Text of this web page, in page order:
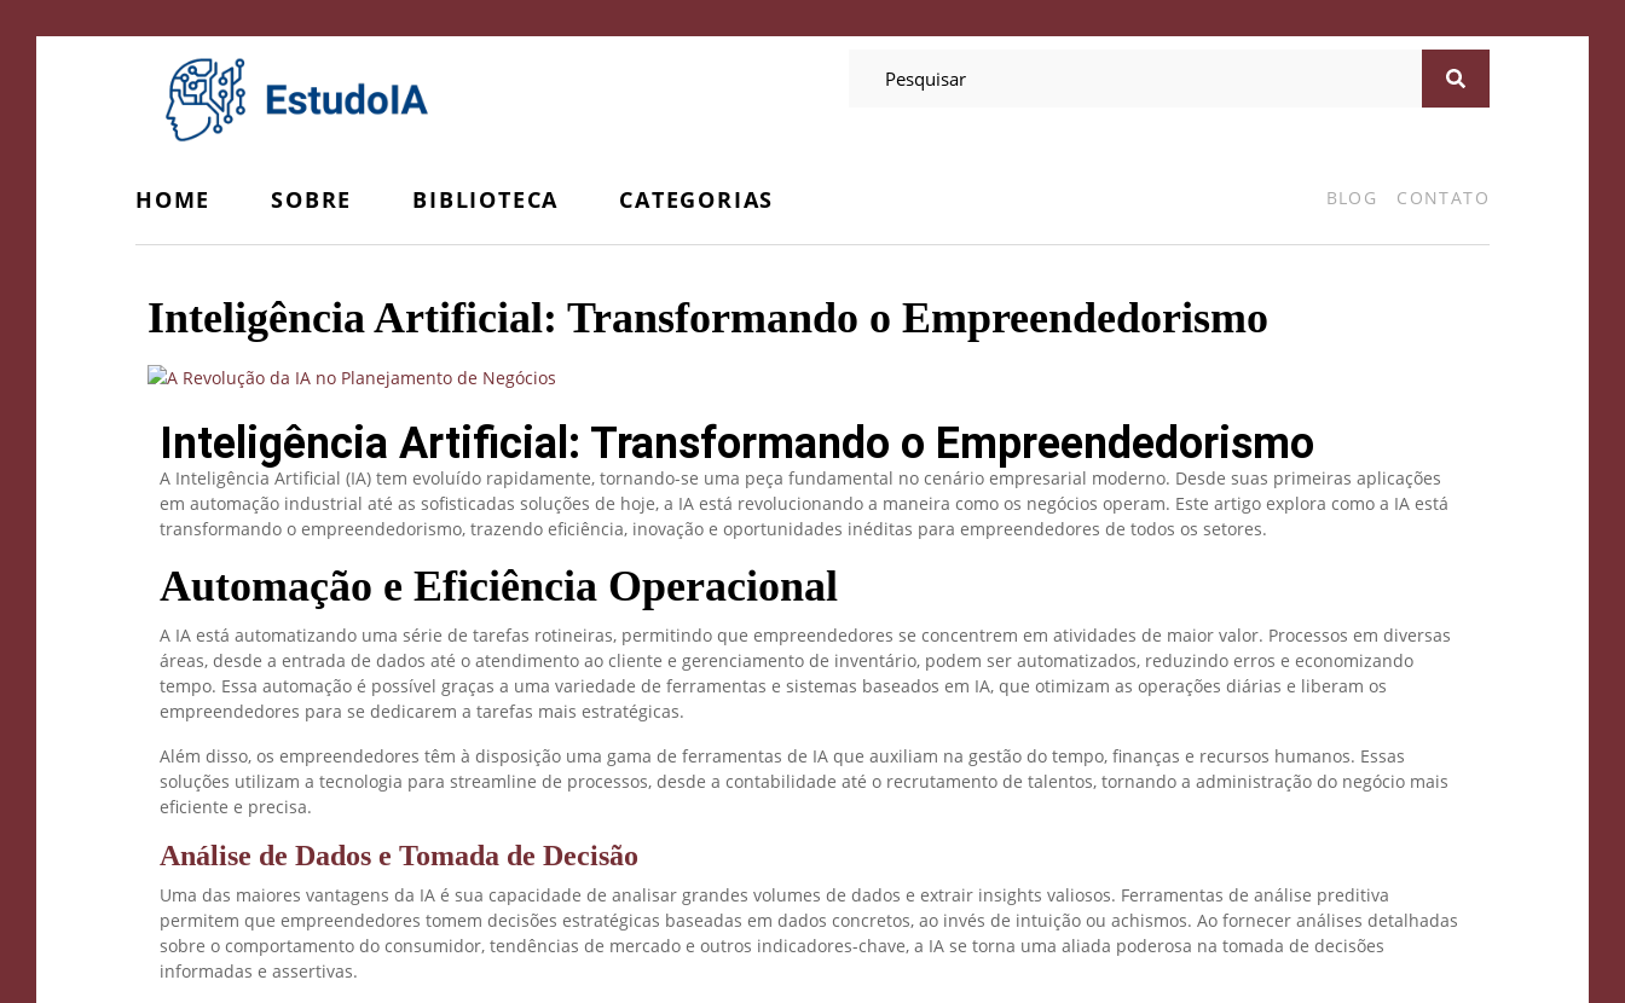
HOME SOBRE BIBLIOTECA CATEGORIAS BLOG CONTATO
Inteligência Artificial: Transformando o Empreendedorismo
Inteligência Artificial: Transformando o Empreendedorismo
A Inteligência Artificial (IA) tem evoluído rapidamente, tornando-se uma peça fundamental no cenário empresarial moderno. Desde suas primeiras aplicações
em automação industrial até as sofisticadas soluções de hoje, a IA está revolucionando a maneira como os negócios operam. Este artigo explora como a IA está
transformando o empreendedorismo, trazendo eficiência, inovação e oportunidades inéditas para empreendedores de todos os setores.
Automação e Eficiência Operacional
A IA está automatizando uma série de tarefas rotineiras, permitindo que empreendedores se concentrem em atividades de maior valor. Processos em diversas
áreas, desde a entrada de dados até o atendimento ao cliente e gerenciamento de inventário, podem ser automatizados, reduzindo erros e economizando
tempo. Essa automação é possível graças a uma variedade de ferramentas e sistemas baseados em IA, que otimizam as operações diárias e liberam os
empreendedores para se dedicarem a tarefas mais estratégicas.
Além disso, os empreendedores têm à disposição uma gama de ferramentas de IA que auxiliam na gestão do tempo, finanças e recursos humanos. Essas
soluções utilizam a tecnologia para streamline de processos, desde a contabilidade até o recrutamento de talentos, tornando a administração do negócio mais
eficiente e precisa.
Análise de Dados e Tomada de Decisão
Uma das maiores vantagens da IA é sua capacidade de analisar grandes volumes de dados e extrair insights valiosos. Ferramentas de análise preditiva
permitem que empreendedores tomem decisões estratégicas baseadas em dados concretos, ao invés de intuição ou achismos. Ao fornecer análises detalhadas
sobre o comportamento do consumidor, tendências de mercado e outros indicadores-chave, a IA se torna uma aliada poderosa na tomada de decisões
informadas e assertivas.